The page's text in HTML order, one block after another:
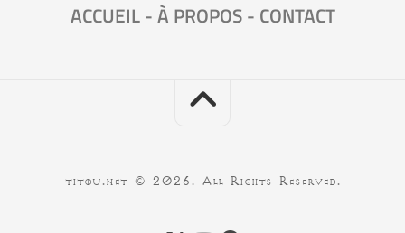
ACCUEIL-À PROPOS- CONTACT
titou.net © 2026. All Rights Reserved.